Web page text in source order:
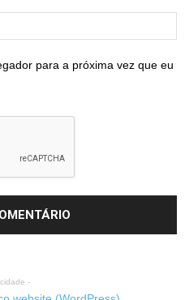
para a próxima vez que eu
-